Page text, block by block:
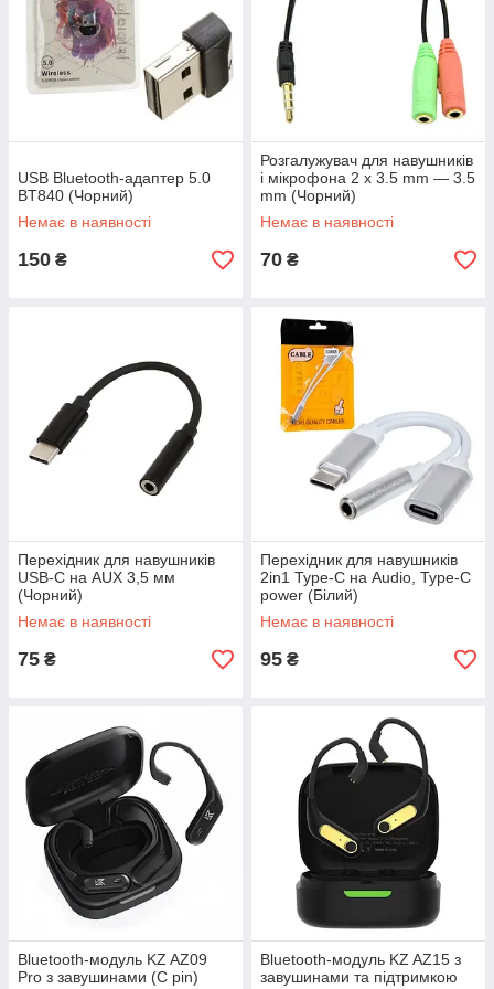
USB Bluetooth-адаптер 5.0
BT840 (Чорний)
Немає в наявності
150 ₴
Розгалужувач для навушників
і мікрофона 2 x 3.5 mm — 3.5
mm (Чорний)
Немає в наявності
70 ₴
Перехідник для навушників
USB-C на AUX 3,5 мм
(Чорний)
Немає в наявності
75 ₴
Перехідник для навушників
2in1 Type-C на Audio, Type-C
power (Білий)
Немає в наявності
95 ₴
Bluetooth-модуль KZ AZ09
Pro з завушинами (C pin)
Bluetooth-модуль KZ AZ15 з
завушинами та підтримкою